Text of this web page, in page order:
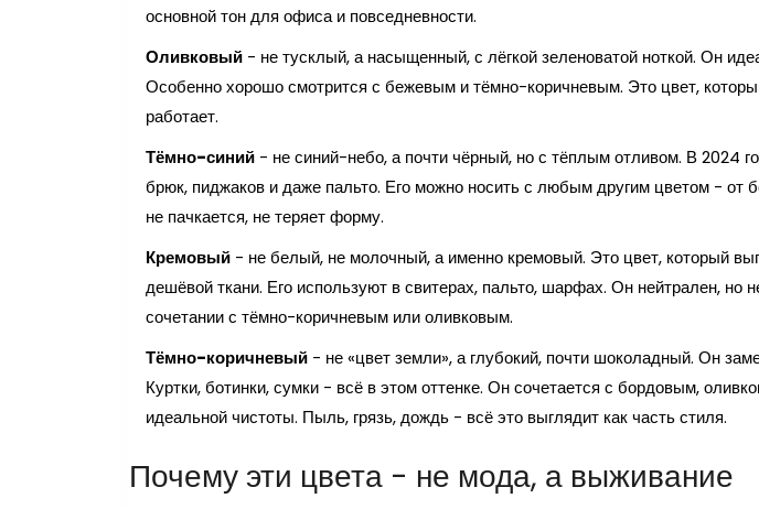
основной тон для офиса и повседневности.
Оливковый - не тусклый, а насыщенный, с лёгкой зеленоватой ноткой. Он
Особенно хорошо смотрится с бежевым и тёмно-коричневым. Это цвет,
работает.
Тёмно-синий - не синий-небо, а почти чёрный, но с тёплым отливом. В 2024
брюк, пиджаков и даже пальто. Его можно носить с любым другим цветом - от
не пачкается, не теряет форму.
Кремовый - не белый, не молочный, а именно кремовый. Это цвет, который
дешёвой ткани. Его используют в свитерах, пальто, шарфах. Он нейтрален, но
сочетании с тёмно-коричневым или оливковым.
Тёмно-коричневый - не «цвет земли», а глубокий, почти шоколадный. Он
Куртки, ботинки, сумки - всё в этом оттенке. Он сочетается с бордовым,
идеальной чистоты. Пыль, грязь, дождь - всё это выглядит как часть стиля.
Почему эти цвета - не мода, а выживание